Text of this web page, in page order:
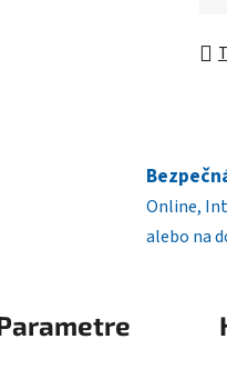
Online,
alebo na